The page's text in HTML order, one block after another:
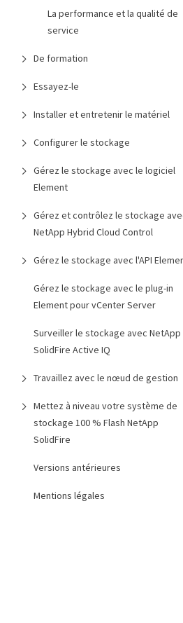
La performance et la qualité de
service
De formation
Essayez-le
Installer et entretenir le matériel
Configurer le stockage
Gérez le stockage avec le logiciel
Element
Gérez et contrôlez le stockage
NetApp Hybrid Cloud Control
Gérez le stockage avec l'API
Gérez le stockage avec le plug-in
Element pour vCenter Server
Surveiller le stockage avec NetApp
SolidFire Active IQ
Travaillez avec le nœud de gestion
Mettez à niveau votre système de
stockage 100 % Flash NetApp
SolidFire
Versions antérieures
Mentions légales